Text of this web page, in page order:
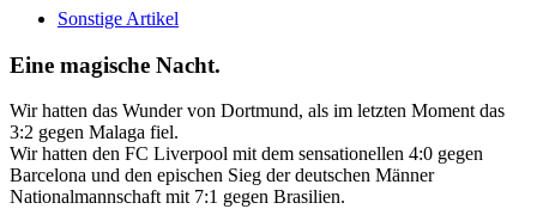
Sonstige Artikel
Eine magische Nacht.
Wir hatten das Wunder von Dortmund, als im letzten Moment das
3:2 gegen Malaga fiel.
Wir hatten den FC Liverpool mit dem sensationellen 4:0 gegen
Barcelona und den epischen Sieg der deutschen Männer
Nationalmannschaft mit 7:1 gegen Brasilien.